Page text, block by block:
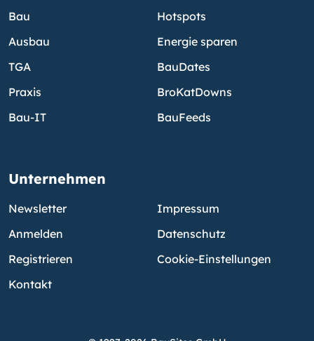
Bau
Ausbau
TGA
Praxis
Bau-IT
Hotspots
Energie sparen
BauDates
BroKatDowns
BauFeeds
Unternehmen
Newsletter
Anmelden
Registrieren
Kontakt
Impressum
Datenschutz
Cookie-Einstellungen